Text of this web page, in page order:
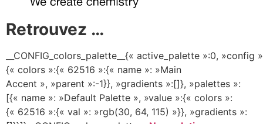
Retrouvez …
__CONFIG_colors_palette__{« active_palette »:0, »config
{« colors »:{« 62516 »:{« name »: »Main
Accent », »parent »:-1}}, »gradients »:[]}, »palettes »:
[{« name »: »Default Palette », »value »:{« colors »:
{« 62516 »:{« val »: »rgb(30, 64, 115) »}}, »gradients »: